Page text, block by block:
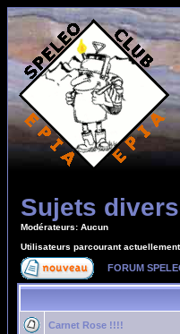
Sujets
Modérateurs: Aucun
Utilisateurs parcourant
FORUM
Carnet Rose !!!!